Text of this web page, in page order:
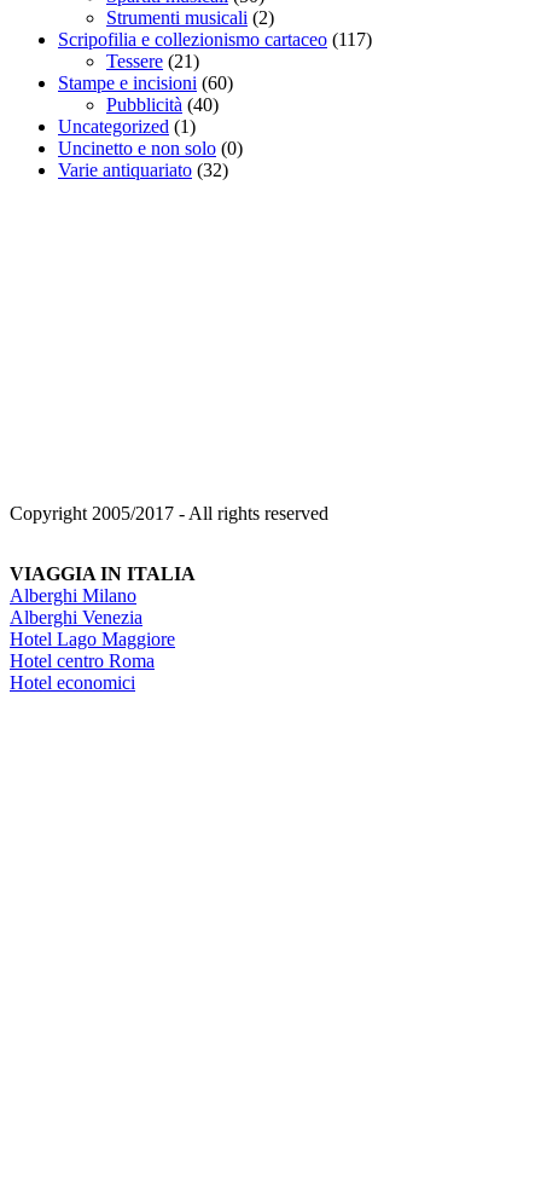
Strumenti musicali (2)
Scripofilia e collezionismo cartaceo (117)
Tessere (21)
Stampe e incisioni (60)
Pubblicità (40)
Uncategorized (1)
Uncinetto e non solo (0)
Varie antiquariato (32)
Copyright 2005/2017 - All rights reserved
VIAGGIA IN ITALIA
Alberghi Milano
Alberghi Venezia
Hotel Lago Maggiore
Hotel centro Roma
Hotel economici